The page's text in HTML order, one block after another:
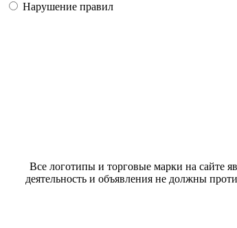
Нарушение правил
Все логотипы и торговые марки на сайте
деятельность и объявления не должны